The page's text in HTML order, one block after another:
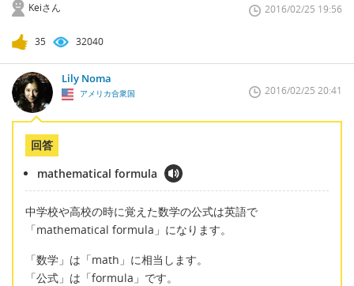
Keiさん 2016/02/25 19:56
35 32040
Lily Noma
アメリカ合衆国 2016/02/25 20:41
回答
mathematical formula
中学校や高校の時に覚えた数学の公式は英語で
「mathematical formula」になります。
「数学」は「math」に相当します。
「公式」は「formula」です。